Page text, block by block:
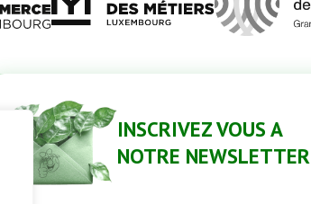
INSCRIVEZ VOUS A
NOTRE NEWSLETTER